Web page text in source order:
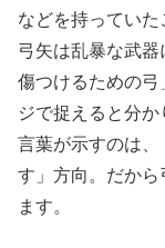
などを持っていた
弓矢は乱暴な武
傷つけるための
ジで捉えると分
言葉が示すのは
す」方向。だから
ます。